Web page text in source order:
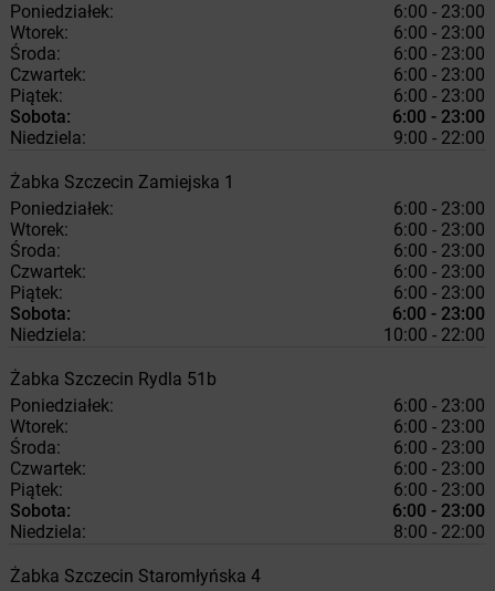
Poniedziałek:
6:00 - 23:00
Wtorek:
6:00 - 23:00
Środa:
6:00 - 23:00
Czwartek:
6:00 - 23:00
Piątek:
6:00 - 23:00
Sobota:
6:00 - 23:00
Niedziela:
9:00 - 22:00
Żabka Szczecin Zamiejska 1
Poniedziałek:
6:00 - 23:00
Wtorek:
6:00 - 23:00
Środa:
6:00 - 23:00
Czwartek:
6:00 - 23:00
Piątek:
6:00 - 23:00
Sobota:
6:00 - 23:00
Niedziela:
10:00 - 22:00
Żabka Szczecin Rydla 51b
Poniedziałek:
6:00 - 23:00
Wtorek:
6:00 - 23:00
Środa:
6:00 - 23:00
Czwartek:
6:00 - 23:00
Piątek:
6:00 - 23:00
Sobota:
6:00 - 23:00
Niedziela:
8:00 - 22:00
Żabka Szczecin Staromłyńska 4